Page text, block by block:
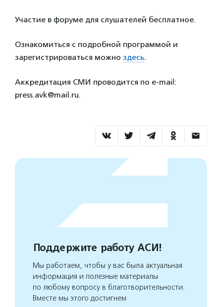
Участие в форуме для слушателей бесплатное.
Ознакомиться с подробной программой и
зарегистрироваться можно здесь.
Аккредитация СМИ проводится по e-mail:
press.avk@mail.ru.
Поддержите работу АСИ!
Мы работаем, чтобы у вас была актуальная
информация и полезные материалы
по любому вопросу в благотворительности.
Вместе мы этого достигнем